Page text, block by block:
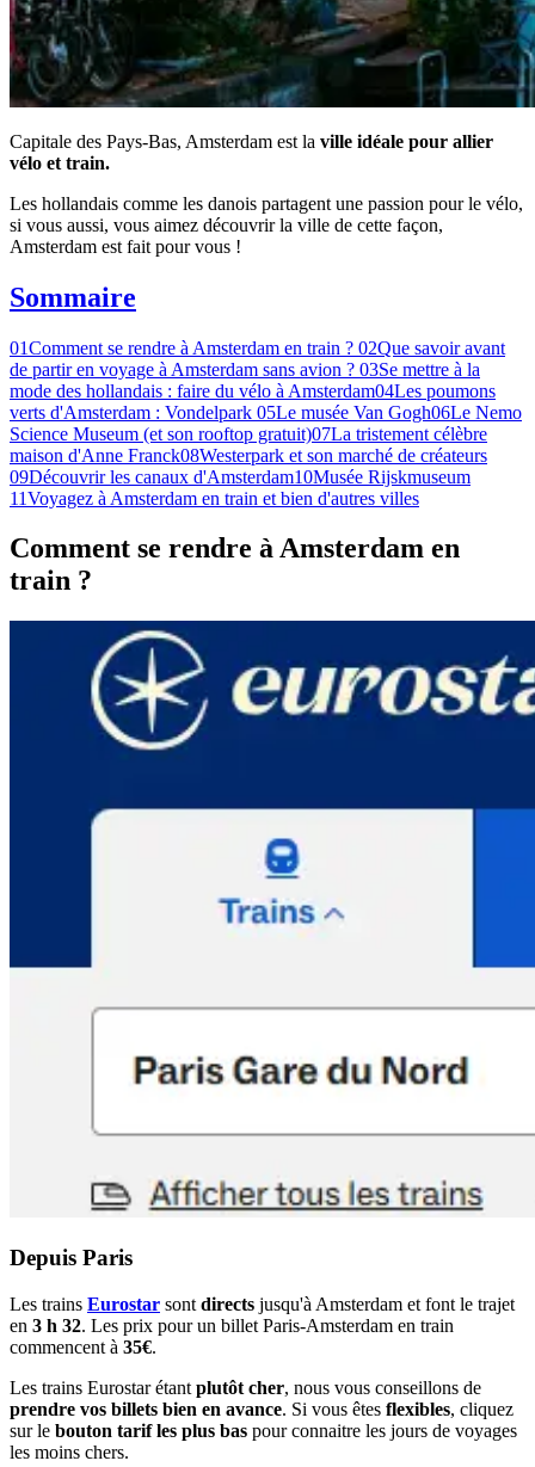
Capitale des Pays-Bas, Amsterdam est la ville idéale pour allier
vélo et train.
Les hollandais comme les danois partagent une passion pour le vélo,
si vous aussi, vous aimez découvrir la ville de cette façon,
Amsterdam est fait pour vous !
Sommaire
01Comment se rendre à Amsterdam en train ? 02Que savoir avant
de partir en voyage à Amsterdam sans avion ? 03Se mettre à la
mode des hollandais : faire du vélo à Amsterdam04Les poumons
verts d'Amsterdam : Vondelpark 05Le musée Van Gogh06Le Nemo
Science Museum (et son rooftop gratuit)07La tristement célèbre
maison d'Anne Franck08Westerpark et son marché de créateurs
09Découvrir les canaux d'Amsterdam10Musée Rijskmuseum
11Voyagez à Amsterdam en train et bien d'autres villes
Comment se rendre à Amsterdam en
train ?
Depuis Paris
Les trains Eurostar sont directs jusqu'à Amsterdam et font le trajet
en 3 h 32. Les prix pour un billet Paris-Amsterdam en train
commencent à 35€.
Les trains Eurostar étant plutôt cher, nous vous conseillons de
prendre vos billets bien en avance. Si vous êtes flexibles, cliquez
sur le bouton tarif les plus bas pour connaitre les jours de voyages
les moins chers.